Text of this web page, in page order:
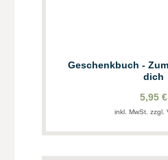
Geschenkbuch -
dich
5,95 €
inkl. MwSt. zzgl.